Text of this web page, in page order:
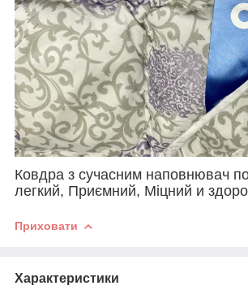
Ковдра з сучасним наповнювач
легкий, Приємний, Міцний и
Приховати
Характеристики